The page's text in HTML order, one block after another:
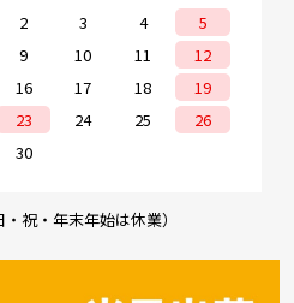
2 3 4
5
9 10 11
12
16 17 18
19
23 24 25
26
30
祝・年末年始は休業）